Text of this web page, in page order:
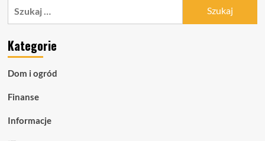
Kategorie
Dom i ogród
Finanse
Informacje